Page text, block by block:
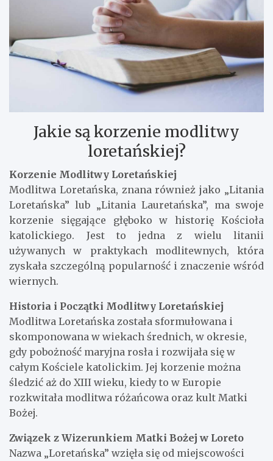
Jakie są korzenie modlitwy
loretańskiej?
Korzenie Modlitwy Loretańskiej
Modlitwa Loretańska, znana również jako „Litania
Loretańska” lub „Litania Lauretańska”, ma swoje
korzenie sięgające głęboko w historię Kościoła
katolickiego. Jest to jedna z wielu litanii
używanych w praktykach modlitewnych, która
zyskała szczególną popularność i znaczenie wśród
wiernych.
Historia i Początki Modlitwy Loretańskiej
Modlitwa Loretańska została sformułowana i
skomponowana w wiekach średnich, w okresie,
gdy pobożność maryjna rosła i rozwijała się w
całym Kościele katolickim. Jej korzenie można
śledzić aż do XIII wieku, kiedy to w Europie
rozkwitała modlitwa różańcowa oraz kult Matki
Bożej.
Związek z Wizerunkiem Matki Bożej w Loreto
Nazwa „Loretańska” wzięła się od miejscowości